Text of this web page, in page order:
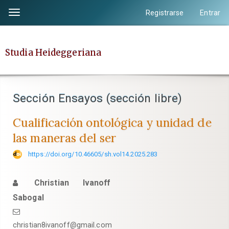
contenido
Navegación
Contenido
principal
Barra
Toggle
navigation
Registrarse Entrar
Studia Heideggeriana
Sección Ensayos (sección libre)
Cualificación ontológica y unidad de
las maneras del ser
https://doi.org/10.46605/sh.vol14.2025.283
Christian Ivanoff
Sabogal
christian8ivanoff@gmail.com